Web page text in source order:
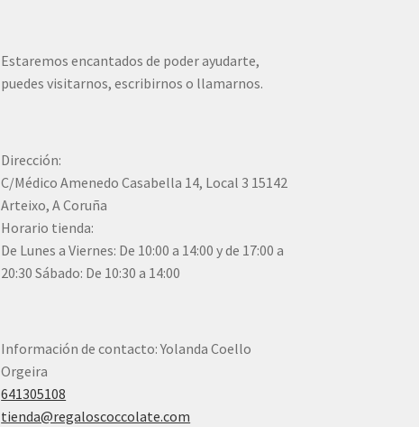
Estaremos encantados de poder ayudarte,
puedes visitarnos, escribirnos o llamarnos.
Dirección:
C/Médico Amenedo Casabella 14, Local 3 15142
Arteixo, A Coruña
Horario tienda:
De Lunes a Viernes: De 10:00 a 14:00 y de 17:00 a
20:30 Sábado: De 10:30 a 14:00
Información de contacto: Yolanda Coello
Orgeira
641305108
tienda@regaloscoccolate.com